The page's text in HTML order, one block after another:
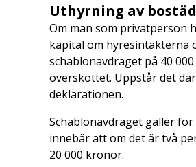
Uthyrning av
Om man som privatperson
kapital om hyresintäkterna
schablonavdraget på 40
överskottet. Uppstår det
deklarationen.
Schablonavdraget gäller
innebär att om det är två
20 000 kronor.